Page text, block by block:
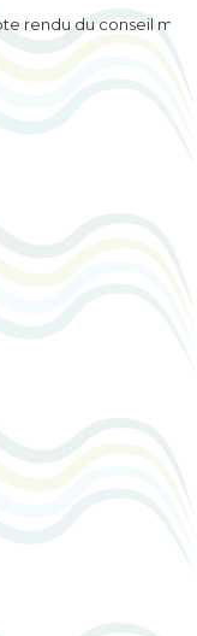
rendu du conseil